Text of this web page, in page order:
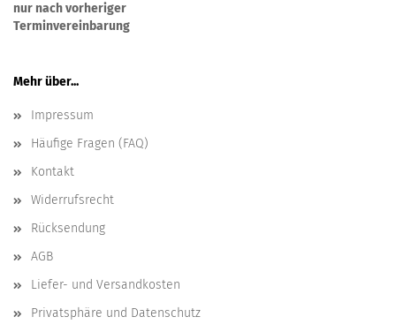
nur nach vorheriger
Terminvereinbarung
Mehr über...
Impressum
Häufige Fragen (FAQ)
Kontakt
Widerrufsrecht
Rücksendung
AGB
Liefer- und Versandkosten
Privatsphäre und Datenschutz